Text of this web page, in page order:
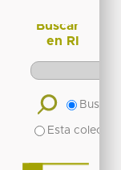
Buscar
en RI
Buscar
Esta